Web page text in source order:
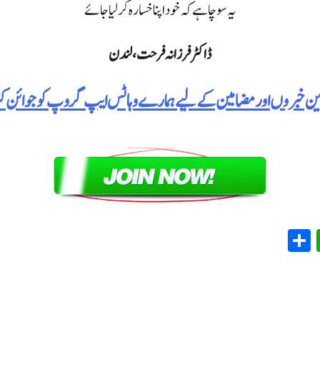
یہ سوچا ہے کہ خود اپنا خسارہ کر لیا جائے
ڈاکٹر فرزانہ فرحت، لندن
خبروں اور مضامین کے لیے ہمارے وہاٹس ایپ گروپ کو
WhatsApp